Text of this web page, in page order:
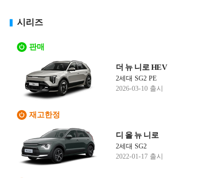
시리즈
판매
더 뉴 니로 HEV
2세대 SG2 PE
2026-03-10 출시
재고한정
디 올 뉴 니로
2세대 SG2
2022-01-17 출시